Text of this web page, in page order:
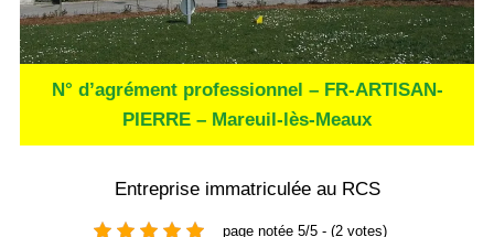
N° d’agrément professionnel – FR-ARTISAN-
PIERRE – Mareuil-lès-Meaux
Entreprise immatriculée au RCS
page notée 5/5 - (2 votes)